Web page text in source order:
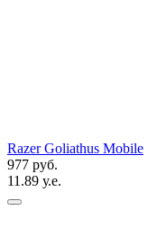
Razer Goliathus Mobile
977 руб.
11.89 у.е.